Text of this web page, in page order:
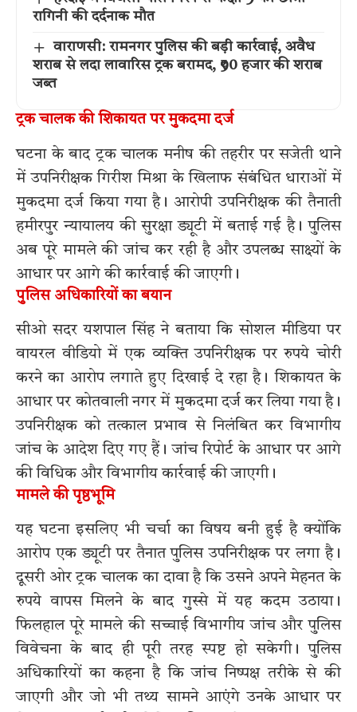
रागिनी की दर्दनाक मौत
वाराणसी: रामनगर पुलिस की बड़ी कार्रवाई, अवैध
शराब से लदा लावारिस ट्रक बरामद, ₹90 हजार की शराब
जब्त
ट्रक चालक की शिकायत पर मुकदमा दर्ज
घटना के बाद ट्रक चालक मनीष की तहरीर पर सजेती थाने
में उपनिरीक्षक गिरीश मिश्रा के खिलाफ संबंधित धाराओं में
मुकदमा दर्ज किया गया है। आरोपी उपनिरीक्षक की तैनाती
हमीरपुर न्यायालय की सुरक्षा ड्यूटी में बताई गई है। पुलिस
अब पूरे मामले की जांच कर रही है और उपलब्ध साक्ष्यों के
आधार पर आगे की कार्रवाई की जाएगी।
पुलिस अधिकारियों का बयान
सीओ सदर यशपाल सिंह ने बताया कि सोशल मीडिया पर
वायरल वीडियो में एक व्यक्ति उपनिरीक्षक पर रुपये चोरी
करने का आरोप लगाते हुए दिखाई दे रहा है। शिकायत के
आधार पर कोतवाली नगर में मुकदमा दर्ज कर लिया गया है।
उपनिरीक्षक को तत्काल प्रभाव से निलंबित कर विभागीय
जांच के आदेश दिए गए हैं। जांच रिपोर्ट के आधार पर आगे
की विधिक और विभागीय कार्रवाई की जाएगी।
मामले की पृष्ठभूमि
यह घटना इसलिए भी चर्चा का विषय बनी हुई है क्योंकि
आरोप एक ड्यूटी पर तैनात पुलिस उपनिरीक्षक पर लगा है।
दूसरी ओर ट्रक चालक का दावा है कि उसने अपने मेहनत के
रुपये वापस मिलने के बाद गुस्से में यह कदम उठाया।
फिलहाल पूरे मामले की सच्चाई विभागीय जांच और पुलिस
विवेचना के बाद ही पूरी तरह स्पष्ट हो सकेगी। पुलिस
अधिकारियों का कहना है कि जांच निष्पक्ष तरीके से की
जाएगी और जो भी तथ्य सामने आएंगे उनके आधार पर